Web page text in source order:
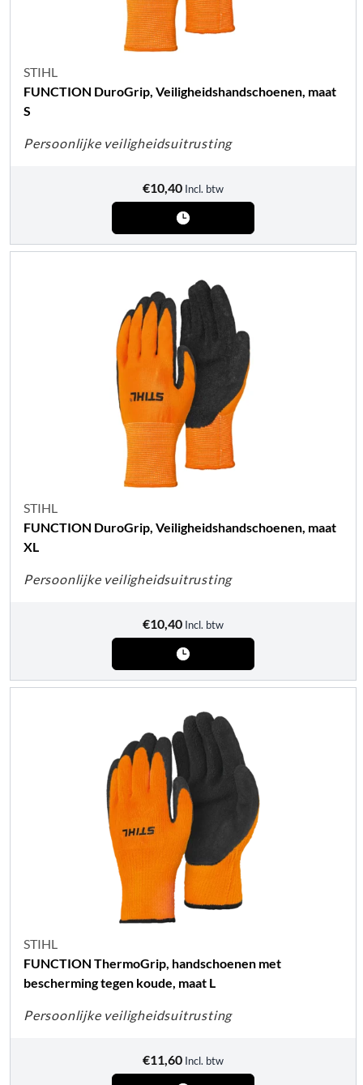
STIHL
FUNCTION DuroGrip, Veiligheidshandschoenen, maat
S
Persoonlijke veiligheidsuitrusting
€10,40 Incl. btw
STIHL
FUNCTION DuroGrip, Veiligheidshandschoenen, maat
XL
Persoonlijke veiligheidsuitrusting
€10,40 Incl. btw
STIHL
FUNCTION ThermoGrip, handschoenen met
bescherming tegen koude, maat L
Persoonlijke veiligheidsuitrusting
€11,60 Incl. btw